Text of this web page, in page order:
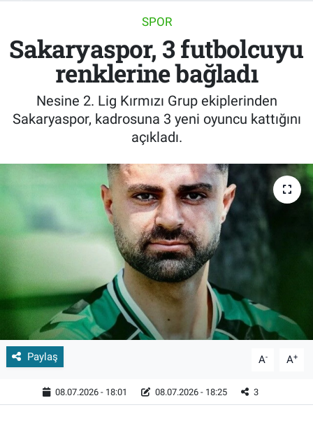
SPOR
Sakaryaspor, 3 futbolcuyu
renklerine bağladı
Nesine 2. Lig Kırmızı Grup ekiplerinden
Sakaryaspor, kadrosuna 3 yeni oyuncu kattığını
açıkladı.
Paylaş A- A+
08.07.2026 - 18:01 08.07.2026 - 18:25 3